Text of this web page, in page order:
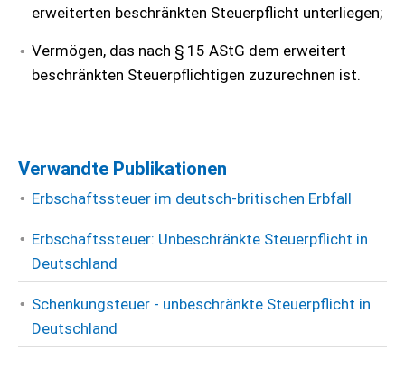
erweiterten beschränkten Steuerpflicht unterliegen;
Vermögen, das nach § 15 AStG dem erweitert
beschränkten Steuerpflichtigen zuzurechnen ist.
Verwandte Publikationen
Erbschaftssteuer im deutsch-britischen Erbfall
Erbschaftssteuer: Unbeschränkte Steuerpflicht in
Deutschland
Schenkungsteuer - unbeschränkte Steuerpflicht in
Deutschland